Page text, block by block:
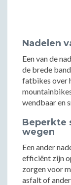
Nadelen
Een van de
de brede
fatbikes over
wendbaar en
Beperkte
wegen
Een ander
efficiënt zijn
zorgen voor
asfalt of